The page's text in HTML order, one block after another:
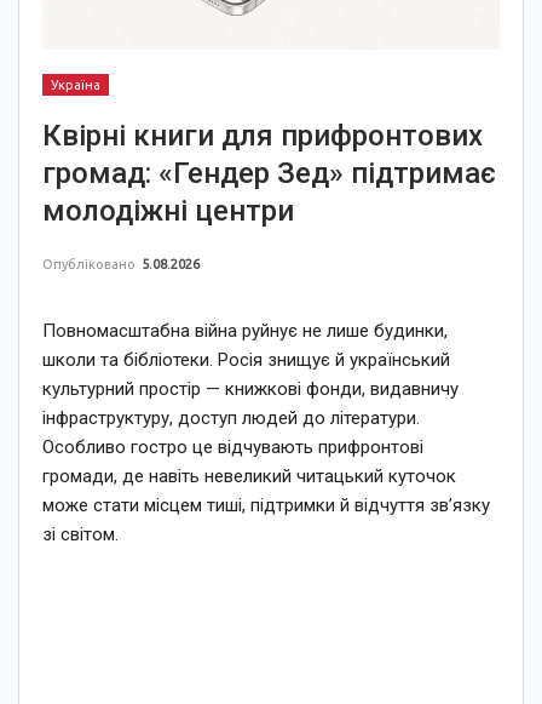
Україна
Квірні книги для прифронтових
громад: «Гендер Зед» підтримає
молодіжні центри
Опубліковано 5.08.2026
Повномасштабна війна руйнує не лише будинки,
школи та бібліотеки. Росія знищує й український
культурний простір — книжкові фонди, видавничу
інфраструктуру, доступ людей до літератури.
Особливо гостро це відчувають прифронтові
громади, де навіть невеликий читацький куточок
може стати місцем тиші, підтримки й відчуття зв’язку
зі світом.